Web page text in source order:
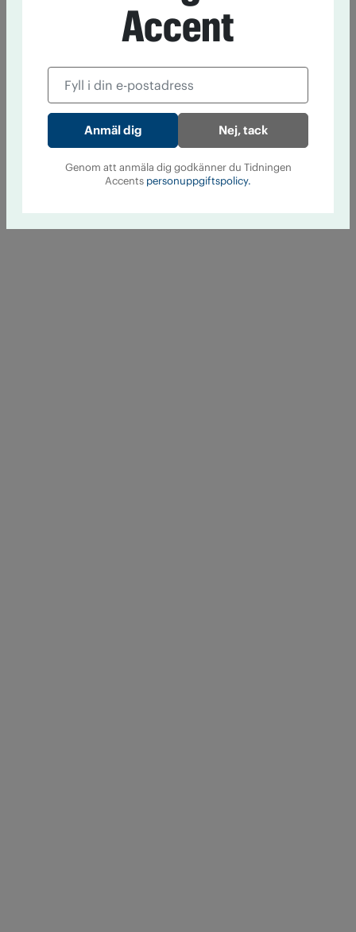
Accent
Nej, tack
Genom att anmäla dig godkänner du Tidningen
Accents personuppgiftspolicy.